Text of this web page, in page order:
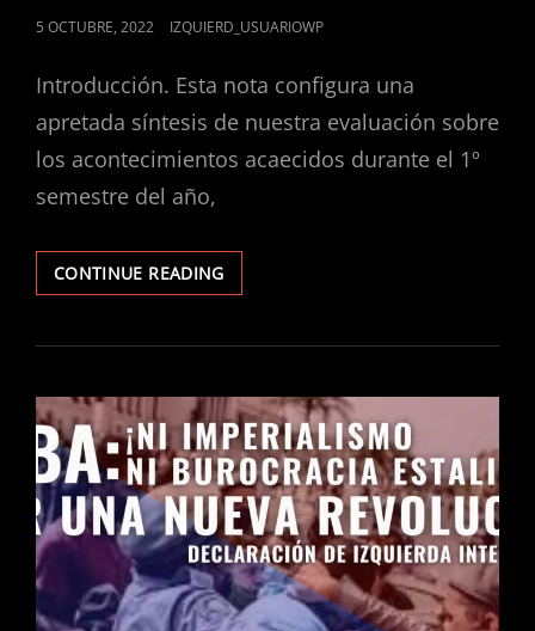
POSTED
5 OCTUBRE, 2022 IZQUIERD_USUARIOWP
Introducción. Esta nota configura una
apretada síntesis de nuestra evaluación sobre
los acontecimientos acaecidos durante el 1º
semestre del año,
CONTINUE READINGARGENTINA,
COYUNTURA